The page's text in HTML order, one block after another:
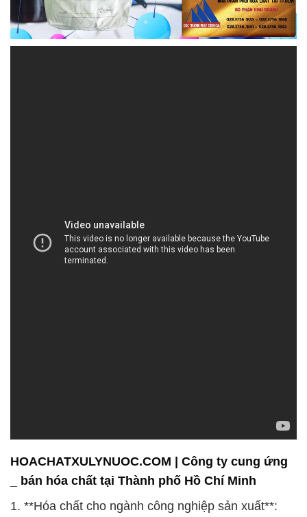
HOACHATXULYNUOC.COM | Công ty cung ứng
_ bán hóa chất tại Thành phố Hồ Chí Minh
1. **Hóa chất cho ngành công nghiệp sản xuất**: